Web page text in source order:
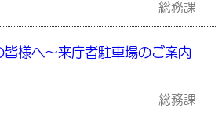
総務課
皆様へ～来庁者駐車場のご案内
総務課